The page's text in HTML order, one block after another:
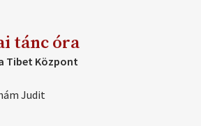
tánc óra
Tibet Központ
Judit